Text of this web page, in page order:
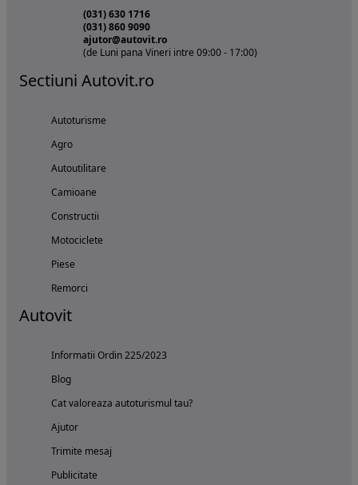
(031) 630 1716
(031) 860 9090
ajutor@autovit.ro
(de Luni pana Vineri intre 09:00 - 17:00)
Sectiuni Autovit.ro
Autoturisme
Agro
Autoutilitare
Camioane
Constructii
Motociclete
Piese
Remorci
Autovit
Informatii Ordin 225/2023
Blog
Cat valoreaza autoturismul tau?
Ajutor
Trimite mesaj
Publicitate